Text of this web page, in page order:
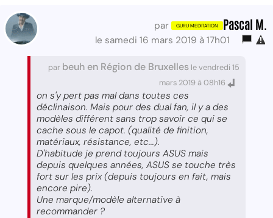
par Pascal M.
le samedi 16 mars 2019 à 17h01
par beuh en Région de Bruxelles le vendredi 15
mars 2019 à 08h16
on s'y pert pas mal dans toutes ces
déclinaison. Mais pour des dual fan, il y a des
modèles différent sans trop savoir ce qui se
cache sous le capot. (qualité de finition,
matériaux, résistance, etc...).
D'habitude je prend toujours ASUS mais
depuis quelques années, ASUS se touche très
fort sur les prix (depuis toujours en fait, mais
encore pire).
Une marque/modèle alternative à
recommander ?